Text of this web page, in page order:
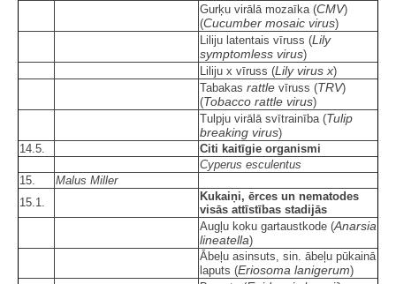
Gurķu virālā mozaīka (CMV)
(Cucumber mosaic virus)
Liliju latentais vīruss (Lily
symptomless virus)
Liliju x vīruss (Lily virus x)
Tabakas rattle vīruss (TRV)
(Tobacco rattle virus)
Tulpju virālā svītrainība (Tulip
breaking virus)
14.5.
Citi kaitīgie organismi
Cyperus esculentus
15.
Malus Miller
15.1.
Kukaiņi, ērces un nematodes
visās attīstības stadijās
Augļu koku gartaustkode (Anarsia
lineatella)
Ābeļu asinsuts, sin. ābeļu pūkainā
laputs (Eriosoma lanigerum)